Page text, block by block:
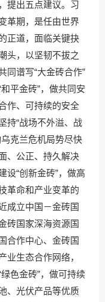
提出五点建议。习
革期，是任由世界
正道，面临关键抉
头，以坚韧不拔之
同谱写“大金砖合作”
平金砖”，做共同安
作、可持续的安全
持“战场不外溢、战
克兰危机局势尽快
、公正、持久解决
“创新金砖”，做高
革命和产业变革的
成立中国－金砖国
砖国家深海资源国
合作中心、金砖国
业生态合作网络，
色金砖”，做可持续
、光伏产品等优质